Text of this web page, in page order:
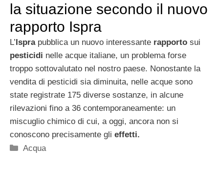
la situazione secondo il nuovo
rapporto Ispra
L’Isprapubblica un nuovo interessante rapporto sui
pesticidi nelle acque italiane, un problema forse
troppo sottovalutato nel nostro paese. Nonostante la
vendita di pesticidi sia diminuita, nelle acque sono
state registrate 175 diverse sostanze, in alcune
rilevazioni fino a 36 contemporaneamente: un
miscuglio chimico di cui, a oggi, ancora non si
conoscono precisamente gli effetti.
Categorie
Acqua